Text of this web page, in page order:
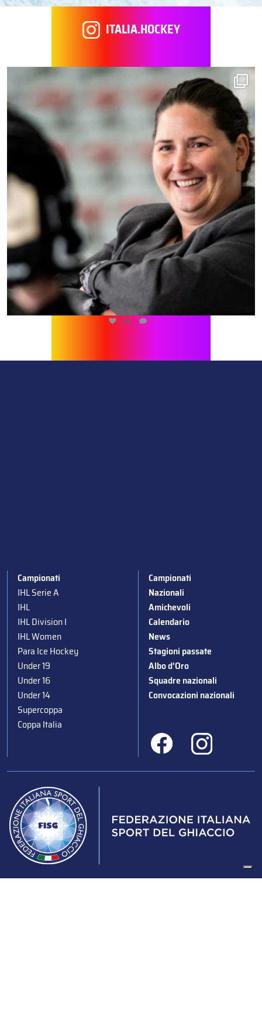
ITALIA.HOCKEY
216 1
Campionati
IHL Serie A
IHL
IHL Division I
IHL Women
Para Ice Hockey
Under 19
Under 16
Under 14
Supercoppa
Coppa Italia
Campionati
Nazionali
Amichevoli
Calendario
News
Stagioni passate
Albo d’Oro
Squadre nazionali
Convocazioni nazionali